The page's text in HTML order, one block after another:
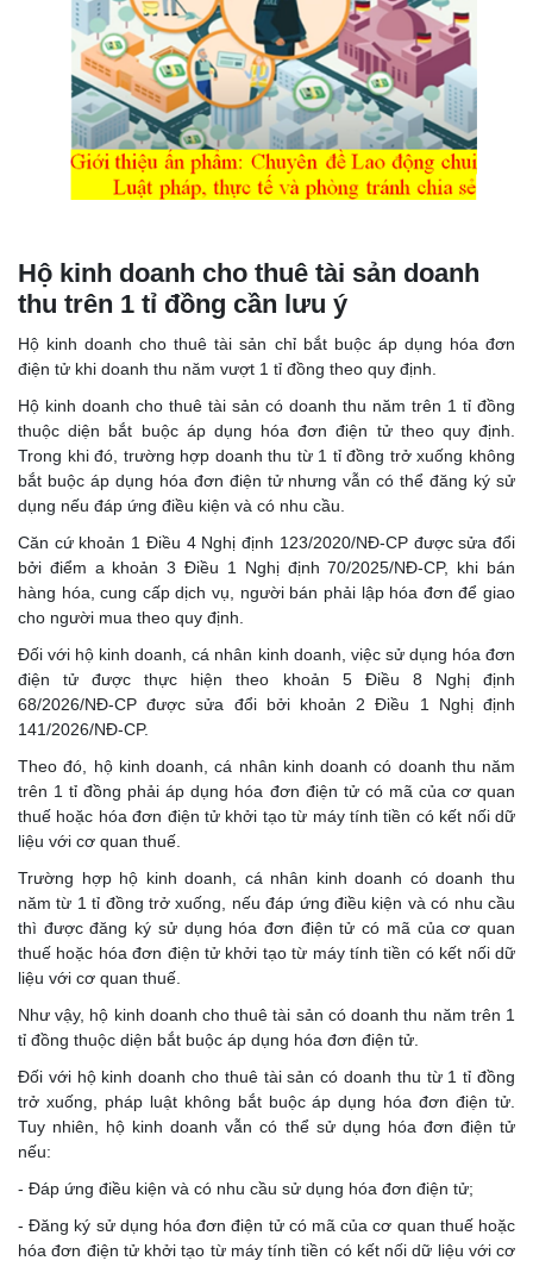
Hộ kinh doanh cho thuê tài sản doanh
thu trên 1 tỉ đồng cần lưu ý
Hộ kinh doanh cho thuê tài sản chỉ bắt buộc áp dụng hóa đơn
điện tử khi doanh thu năm vượt 1 tỉ đồng theo quy định.
Hộ kinh doanh cho thuê tài sản có doanh thu năm trên 1 tỉ đồng
thuộc diện bắt buộc áp dụng hóa đơn điện tử theo quy định.
Trong khi đó, trường hợp doanh thu từ 1 tỉ đồng trở xuống không
bắt buộc áp dụng hóa đơn điện tử nhưng vẫn có thể đăng ký sử
dụng nếu đáp ứng điều kiện và có nhu cầu.
Căn cứ khoản 1 Điều 4 Nghị định 123/2020/NĐ-CP được sửa đổi
bởi điểm a khoản 3 Điều 1 Nghị định 70/2025/NĐ-CP, khi bán
hàng hóa, cung cấp dịch vụ, người bán phải lập hóa đơn để giao
cho người mua theo quy định.
Đối với hộ kinh doanh, cá nhân kinh doanh, việc sử dụng hóa đơn
điện tử được thực hiện theo khoản 5 Điều 8 Nghị định
68/2026/NĐ-CP được sửa đổi bởi khoản 2 Điều 1 Nghị định
141/2026/NĐ-CP.
Theo đó, hộ kinh doanh, cá nhân kinh doanh có doanh thu năm
trên 1 tỉ đồng phải áp dụng hóa đơn điện tử có mã của cơ quan
thuế hoặc hóa đơn điện tử khởi tạo từ máy tính tiền có kết nối dữ
liệu với cơ quan thuế.
Trường hợp hộ kinh doanh, cá nhân kinh doanh có doanh thu
năm từ 1 tỉ đồng trở xuống, nếu đáp ứng điều kiện và có nhu cầu
thì được đăng ký sử dụng hóa đơn điện tử có mã của cơ quan
thuế hoặc hóa đơn điện tử khởi tạo từ máy tính tiền có kết nối dữ
liệu với cơ quan thuế.
Như vậy, hộ kinh doanh cho thuê tài sản có doanh thu năm trên 1
tỉ đồng thuộc diện bắt buộc áp dụng hóa đơn điện tử.
Đối với hộ kinh doanh cho thuê tài sản có doanh thu từ 1 tỉ đồng
trở xuống, pháp luật không bắt buộc áp dụng hóa đơn điện tử.
Tuy nhiên, hộ kinh doanh vẫn có thể sử dụng hóa đơn điện tử
nếu:
- Đáp ứng điều kiện và có nhu cầu sử dụng hóa đơn điện tử;
- Đăng ký sử dụng hóa đơn điện tử có mã của cơ quan thuế hoặc
hóa đơn điện tử khởi tạo từ máy tính tiền có kết nối dữ liệu với cơ